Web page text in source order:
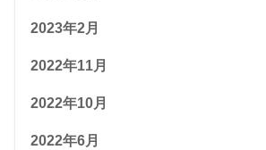
2023年2月
2022年11月
2022年10月
2022年6月